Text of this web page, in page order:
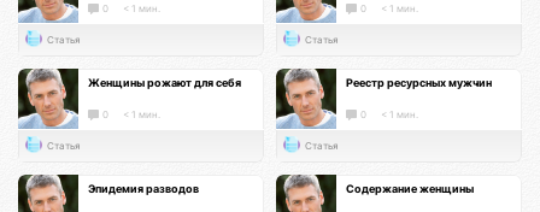
0 < 1 мин.
Статья
0 < 1 мин.
Статья
Женщины рожают для себя
0 < 1 мин.
Статья
Реестр ресурсных мужчин
0 < 1 мин.
Статья
Эпидемия разводов Содержание женщины